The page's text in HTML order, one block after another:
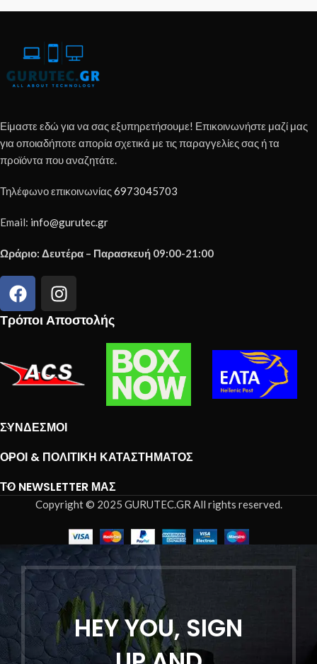
Είμαστε εδώ για να σας εξυπηρετήσουμε! Επικοινωνήστε μαζί μας
για οποιαδήποτε απορία σχετικά με τις παραγγελίες σας ή τα
προϊόντα που αναζητάτε.
Τηλέφωνο επικοινωνίας6973045703
Email: info@gurutec.gr
Ωράριο: Δευτέρα – Παρασκευή 09:00-21:00
Τρόποι Αποστολής
ΣΎΝΔΕΣΜΟΙ
ΌΡΟΙ & ΠΟΛΙΤΙΚΉ ΚΑΤΑΣΤΉΜΑΤΟΣ
ΤΟ NEWSLETTER ΜΑΣ
Copyright © 2025 GURUTEC.GR All rights reserved.
HEY YOU, SIGN